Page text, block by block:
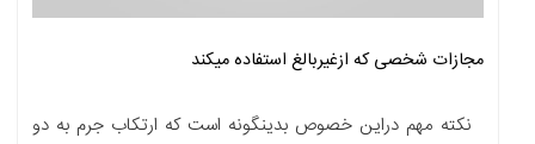
مجازات شخصی که ازغیربالغ استفاده میکند
نکته مهم دراین خصوص بدینگونه است که ارتکاب جرم به دو